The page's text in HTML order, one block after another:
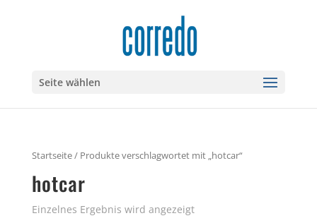
Seite wählen
Startseite/ Produkte verschlagwortet mit „hotcar“
hotcar
Einzelnes Ergebnis wird angezeigt